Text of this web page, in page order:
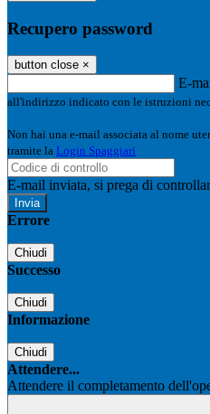
Recupero password
button close ×
E-
all'indirizzo indicato con le istruzioni
Non hai una e-mail associata al nome
tramite la Login Spaggiari
E-mail inviata, si prega di
Errore
Chiudi
Successo
Chiudi
Informazione
Chiudi
Attendere...
Attendere il completamento